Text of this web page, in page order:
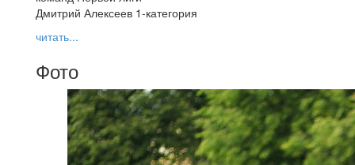
Дмитрий Алексеев 1-категория
читать...
Фото